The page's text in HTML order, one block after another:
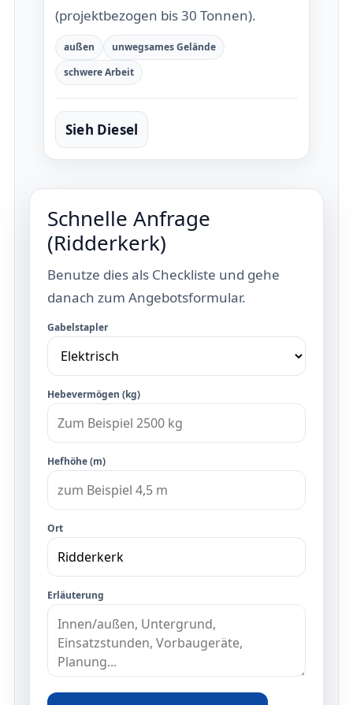
(projektbezogen bis 30 Tonnen).
außen
unwegsames Gelände
schwere Arbeit
Sieh Diesel
Schnelle Anfrage
(Ridderkerk)
Benutze dies als Checkliste und gehe
danach zum Angebotsformular.
Gabelstapler
Hebevermögen (kg)
Hefhöhe (m)
Ort
Erläuterung